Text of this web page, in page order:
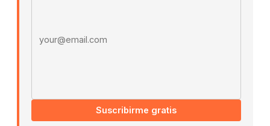
Es La Hora de Aprender ↗
Políticas De Privacidad · Términos De Uso
Suscribirme gratis